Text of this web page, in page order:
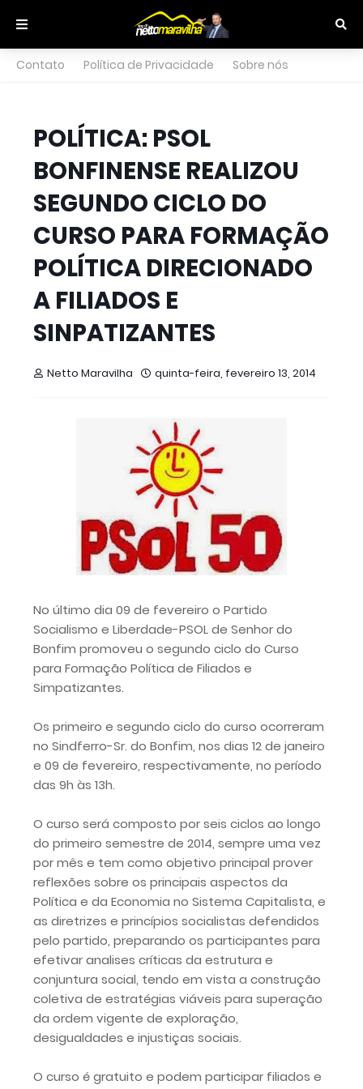
Contato Política de Privacidade Sobre nós
POLÍTICA: PSOL
BONFINENSE REALIZOU
SEGUNDO CICLO DO
CURSO PARA FORMAÇÃO
POLÍTICA DIRECIONADO
A FILIADOS E
SINPATIZANTES
Netto Maravilha quinta-feira, fevereiro 13, 2014
No último dia 09 de fevereiro o Partido
Socialismo e Liberdade-PSOL de Senhor do
Bonfim promoveu o segundo ciclo do Curso
para Formação Política de Filiados e
Simpatizantes.
Os primeiro e segundo ciclo do curso ocorreram
no Sindferro-Sr. do Bonfim, nos dias 12 de janeiro
e 09 de fevereiro, respectivamente, no período
das 9h às 13h.
O curso será composto por seis ciclos ao longo
do primeiro semestre de 2014, sempre uma vez
por mês e tem como objetivo principal prover
reflexões sobre os principais aspectos da
Política e da Economia no Sistema Capitalista, e
as diretrizes e princípios socialistas defendidos
pelo partido, preparando os participantes para
efetivar analises críticas da estrutura e
conjuntura social, tendo em vista a construção
coletiva de estratégias viáveis para superação
da ordem vigente de exploração,
desigualdades e injustiças sociais.
O curso é gratuito e podem participar filiados e